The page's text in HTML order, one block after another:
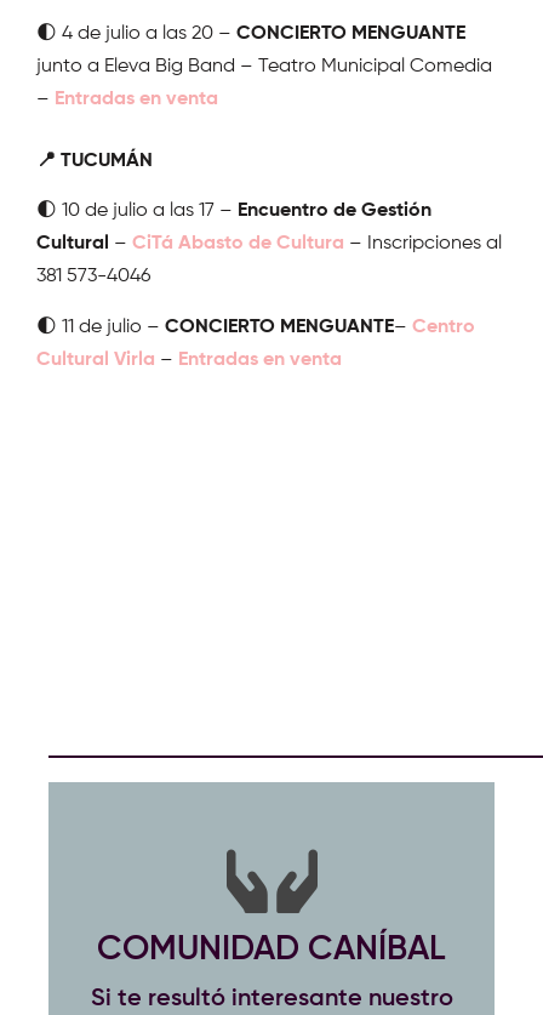
🌓 4 de julio a las 20 – CONCIERTO MENGUANTE
junto a Eleva Big Band – Teatro Municipal Comedia
– Entradas en venta
📍 TUCUMÁN
🌓 10 de julio a las 17 – Encuentro de Gestión
Cultural – CiTá Abasto de Cultura – Inscripciones al
381 573-4046
🌓 11 de julio – CONCIERTO MENGUANTE– Centro
Cultural Virla – Entradas en venta
COMUNIDAD CANÍBAL
Si te resultó interesante nuestro